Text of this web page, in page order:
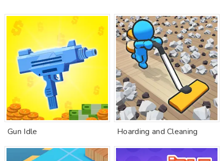
Gun Idle Hoarding and Cleaning